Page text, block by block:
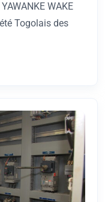
WAKE
Togolais des